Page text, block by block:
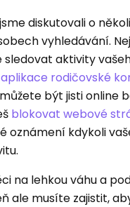
diskutovali o
vyhledávání.
sledovat aktivity
aplikace rodičovské
můžete být jisti online
blokovat webové
oznámení kdykoli
na lehkou váhu a
ale musíte zajistit,